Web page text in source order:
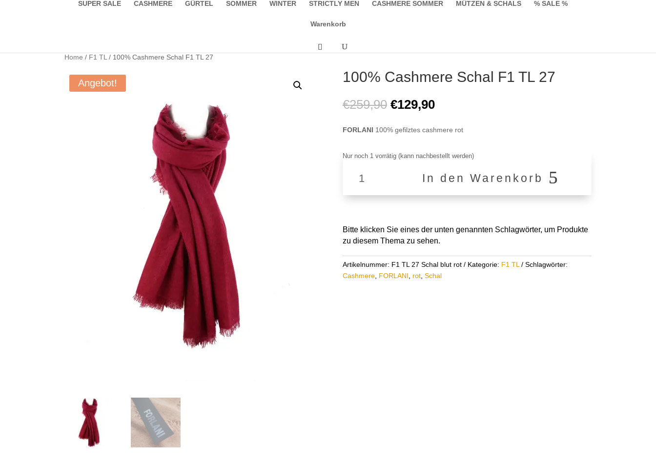
SUPER SALE CASHMERE GÜRTEL SOMMER WINTER STRICTLY MEN CASHMERE SOMMER MÜTZEN & SCHALS % SALE %
Warenkorb
Home / F1 TL / 100% Cashmere Schal F1 TL 27
Angebot! 100% Cashmere Schal F1 TL 27
€259,90 Ursprünglicher
war:
€259,90
€129,90Aktueller
ist:
FORLANI 100% gefilztes cashmere rot
Nur noch 1 vorrätig (kann nachbestellt werden)
Cashmere
Menge
In den Warenkorb
Bitte klicken Sie eines der unten genannten Schlagwörter, um Produkte
zu diesem Thema zu sehen.
Artikelnummer: F1 TL 27 Schal blut rot Kategorie: F1 TL
Schlagwörter:
Cashmere, FORLANI rot, Schal